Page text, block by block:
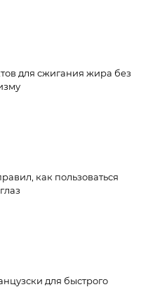
для сжигания жира без
как пользоваться
для быстрого